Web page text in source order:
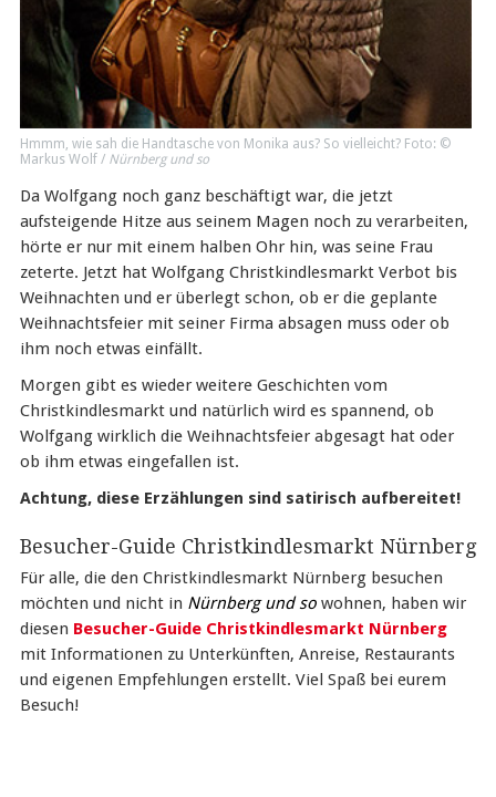
Hmmm, wie sah die Handtasche von Monika aus? So vielleicht? Foto: ©
Markus Wolf / Nürnberg und so
Da Wolfgang noch ganz beschäftigt war, die jetzt
aufsteigende Hitze aus seinem Magen noch zu verarbeiten,
hörte er nur mit einem halben Ohr hin, was seine Frau
zeterte. Jetzt hat Wolfgang Christkindlesmarkt Verbot bis
Weihnachten und er überlegt schon, ob er die geplante
Weihnachtsfeier mit seiner Firma absagen muss oder ob
ihm noch etwas einfällt.
Morgen gibt es wieder weitere Geschichten vom
Christkindlesmarkt und natürlich wird es spannend, ob
Wolfgang wirklich die Weihnachtsfeier abgesagt hat oder
ob ihm etwas eingefallen ist.
Achtung, diese Erzählungen sind satirisch aufbereitet!
Besucher-Guide Christkindlesmarkt Nürnberg
Für alle, die den Christkindlesmarkt Nürnberg besuchen
möchten und nicht in Nürnberg und sowohnen, haben wir
diesen Besucher-Guide Christkindlesmarkt Nürnberg
mit Informationen zu Unterkünften, Anreise, Restaurants
und eigenen Empfehlungen erstellt. Viel Spaß bei eurem
Besuch!